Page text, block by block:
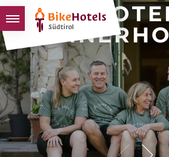
BIKEHOTELS
HOTELS & PAKETE
TOUREN & REVIERE
SÜDTIROL & WIR
SCHLUSSLICHTER